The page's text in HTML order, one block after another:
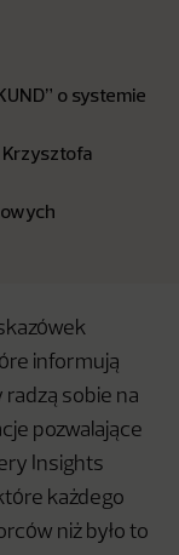
o systemie
informują
sobie na
pozwalające
Insights
każdego
niż było to